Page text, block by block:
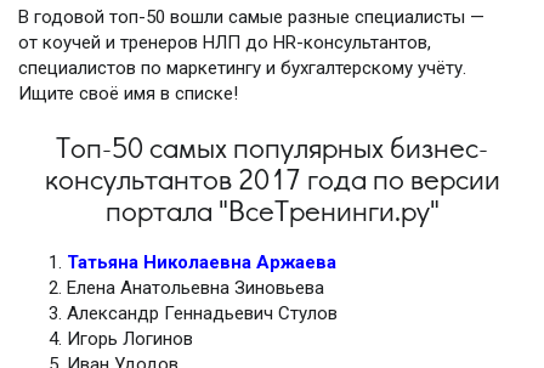
В годовой топ-50 вошли самые разные специалисты —
от коучей и тренеров НЛП до HR-консультантов,
специалистов по маркетингу и бухгалтерскому учёту.
Ищите своё имя в списке!
Топ-50 самых популярных бизнес-
консультантов 2017 года по версии
портала "ВсеТренинги.ру"
Татьяна Николаевна Аржаева
Елена Анатольевна Зиновьева
Александр Геннадьевич Стулов
Игорь Логинов